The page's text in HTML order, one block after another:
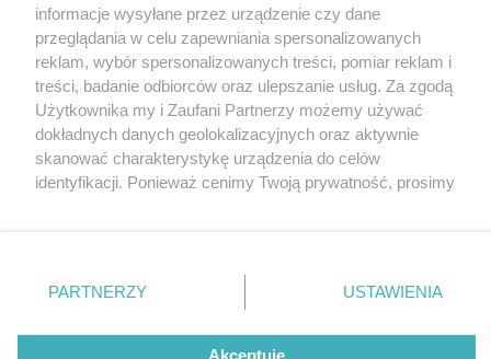
2 / 0
Nie zapomnij
zapoznać się z:
polityką prywatności regulamin korzystania z portali
Twojemiasto
Piekary Śląskie
Chorzów
Tarnowskie Góry
Gliwice
Skontakuj sięz nami
Kontakt
Wydawca
Pogoda
informacje wysyłane przez urządzenie czy dane
przeglądania w celu zapewniania spersonalizowanych
reklam, wybór spersonalizowanych treści, pomiar reklam i
treści, badanie odbiorców oraz ulepszanie usług. Za zgodą
Użytkownika my i Zaufani Partnerzy możemy używać
dokładnych danych geolokalizacyjnych oraz aktywnie
skanować charakterystykę urządzenia do celów
identyfikacji. Ponieważ cenimy Twoją prywatność, prosimy
prywatności znajdujący się w lewym dolnym rogu strony
. Niektóre rodzaje przetwarzania danych nie wymagają
zgody użytkownika, ale masz prawo sprzeciwić się
takiemu przetwarzaniu. Preferencje będą miały
PARTNERZY USTAWIENIA
Akceptuję